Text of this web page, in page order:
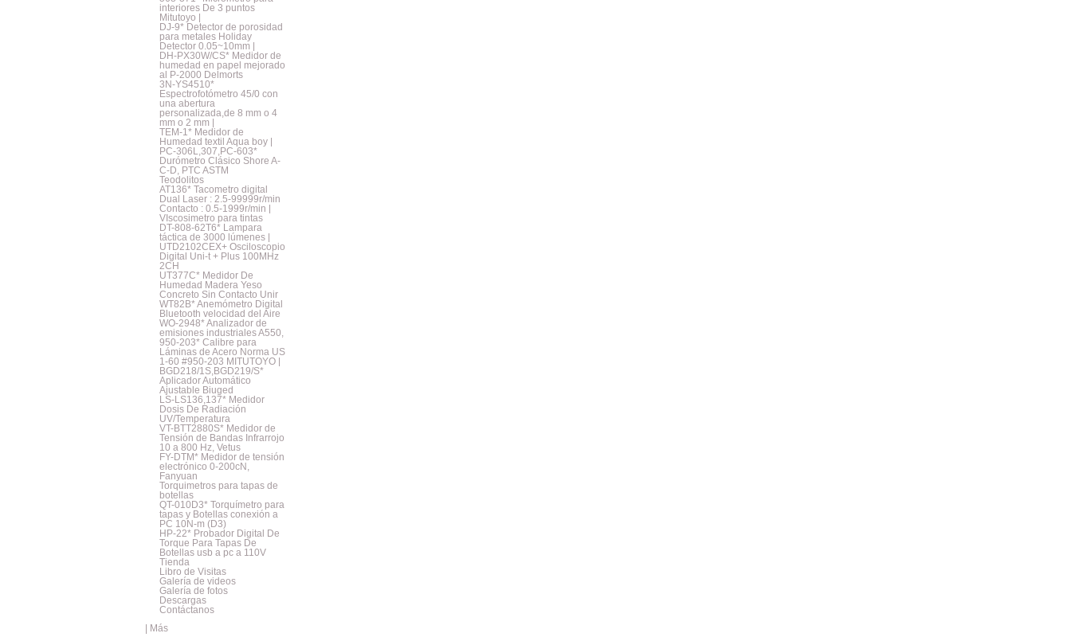
interiores De 3 puntos
Mitutoyo |
DJ-9* Detector de porosidad
para metales Holiday
Detector 0.05~10mm |
DH-PX30W/CS* Medidor de
humedad en papel mejorado
al P-2000 Delmorts
3N-YS4510*
Espectrofotómetro 45/0 con
una abertura
personalizada,de 8 mm o 4
mm o 2 mm |
TEM-1* Medidor de
Humedad textil Aqua boy |
PC-306L,307,PC-603*
Durómetro Clásico Shore A-
C-D, PTC ASTM
Teodolitos
AT136* Tacometro digital
Dual Laser : 2.5-99999r/min
Contacto : 0.5-1999r/min |
VIscosimetro para tintas
DT-808-62T6* Lampara
táctica de 3000 lúmenes |
UTD2102CEX+ Osciloscopio
Digital Uni-t + Plus 100MHz
2CH
UT377C* Medidor De
Humedad Madera Yeso
Concreto Sin Contacto Unir
WT82B* Anemómetro Digital
Bluetooth velocidad del Aire
WO-2948* Analizador de
emisiones industriales A550,
950-203* Calibre para
Láminas de Acero Norma US
1-60 #950-203 MITUTOYO |
BGD218/1S,BGD219/S*
Aplicador Automático
Ajustable Biuged
LS-LS136,137* Medidor
Dosis De Radiación
UV/Temperatura
VT-BTT2880S* Medidor de
Tensión de Bandas Infrarrojo
10 a 800 Hz, Vetus
FY-DTM* Medidor de tensión
electrónico 0-200cN,
Fanyuan
Torquimetros para tapas de
botellas
QT-010D3* Torquímetro para
tapas y Botellas conexión a
PC 10N-m (D3)
HP-22* Probador Digital De
Torque Para Tapas De
Botellas usb a pc a 110V
Tienda
Libro de Visitas
Galería de videos
Galería de fotos
Descargas
Contáctanos
Más